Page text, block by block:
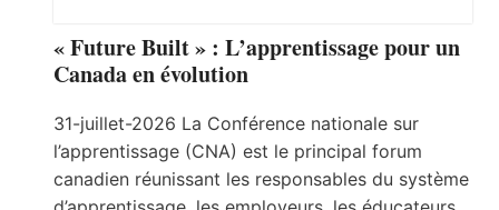
« Future Built » : L’apprentissage pour un
Canada en évolution
31-juillet-2026 La Conférence nationale sur
l’apprentissage (CNA) est le principal forum
canadien réunissant les responsables du système